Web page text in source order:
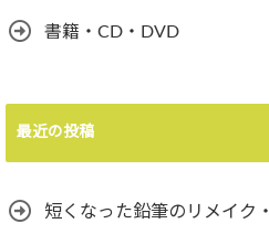
書籍・CD・DVD
最近の投稿
短くなった鉛筆のリメイク